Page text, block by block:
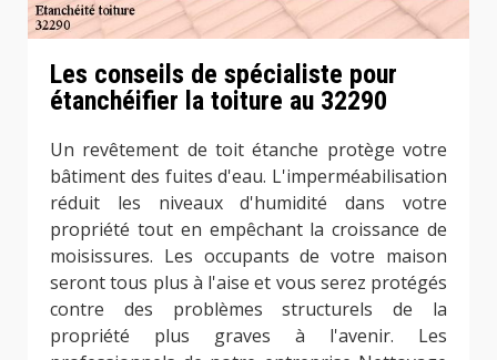
Les conseils de spécialiste pour
étanchéifier la toiture au 32290
Un revêtement de toit étanche protège votre
bâtiment des fuites d'eau. L'imperméabilisation
réduit les niveaux d'humidité dans votre
propriété tout en empêchant la croissance de
moisissures. Les occupants de votre maison
seront tous plus à l'aise et vous serez protégés
contre des problèmes structurels de la
propriété plus graves à l'avenir. Les